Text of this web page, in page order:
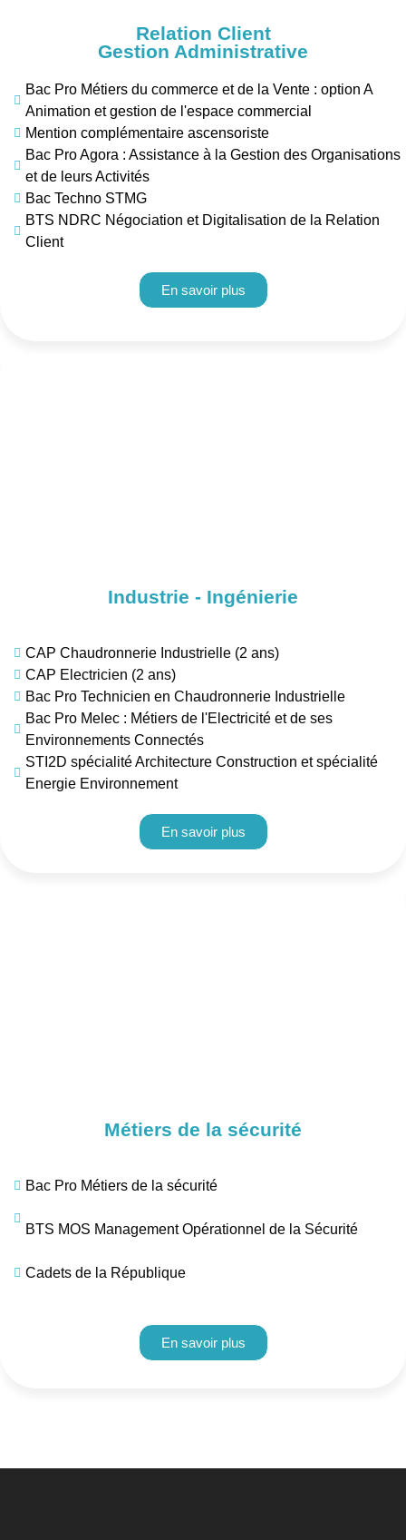
Relation Client
Gestion Administrative
Bac Pro Métiers du commerce et de la Vente : option A
Animation et gestion de l'espace commercial
Mention complémentaire ascensoriste
Bac Pro Agora : Assistance à la Gestion des Organisations
et de leurs Activités
Bac Techno STMG
BTS NDRC Négociation et Digitalisation de la Relation
Client
En savoir plus
Industrie - Ingénierie
CAP Chaudronnerie Industrielle (2 ans)
CAP Electricien (2 ans)
Bac Pro Technicien en Chaudronnerie Industrielle
Bac Pro Melec : Métiers de l'Electricité et de ses
Environnements Connectés
STI2D spécialité Architecture Construction et spécialité
Energie Environnement
En savoir plus
Métiers de la sécurité
Bac Pro Métiers de la sécurité
BTS MOS Management Opérationnel de la Sécurité
Cadets de la République
En savoir plus